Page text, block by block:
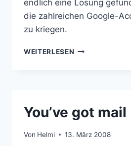
endlich eine Lösung
die zahlreichen Google-
zu kriegen.
WEITERLESEN MEHRERE
(GOOGLE
MAIL)
You’ve got mail
Von Helmi 13. März 2008